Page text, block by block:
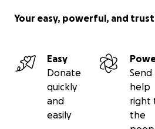
Your easy, powerful, and
Easy
Donate
quickly
and
easily
Send
help
right
the